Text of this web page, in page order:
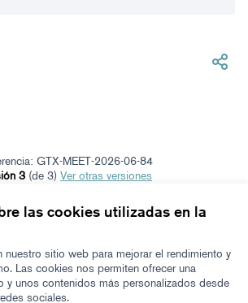
las cookies utilizadas en la
nuestro sitio web para mejorar el rendimiento y
Las cookies nos permiten ofrecer una
y unos contenidos más personalizados desde
sociales.
GTX-MEET-2026-06-84
3 (de 3)
ver otras versiones
de uso
en YouTube
externo)
Zeugaz en GitHub
(Enlace externo)